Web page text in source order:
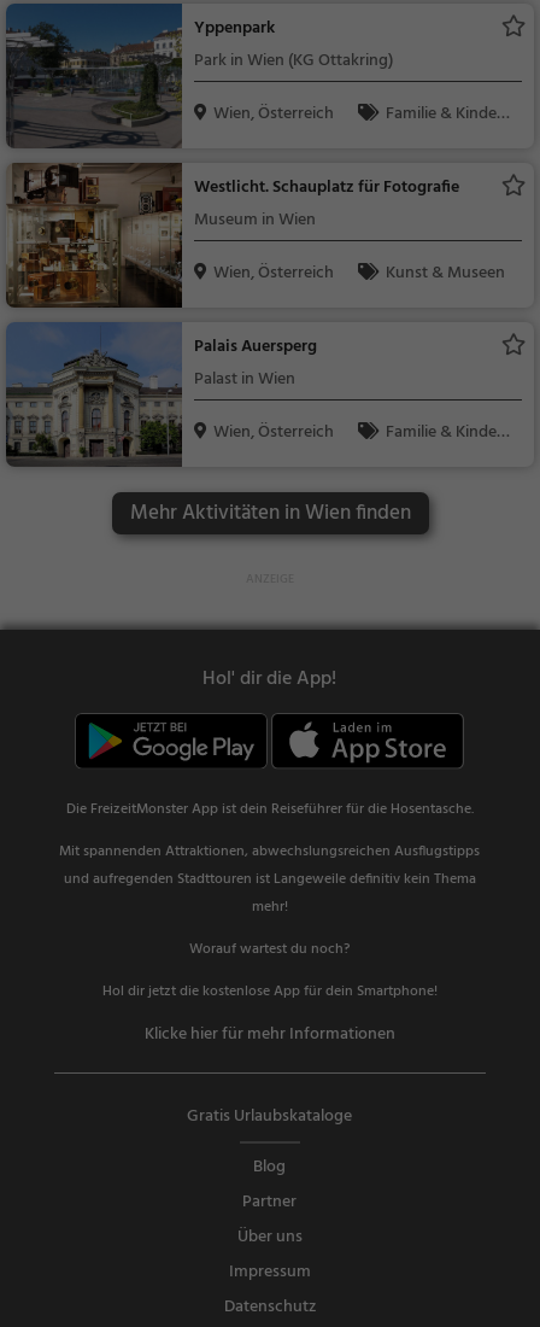
Yppenpark
Park in Wien (KG Ottakring)
Wien, Österreich
Familie & Kinder,
Westlicht. Schauplatz für Fotografie
Museum in Wien
Wien, Österreich
Kunst & Museen
Palais Auersperg
Palast in Wien
Wien, Österreich
Familie & Kinder,
Mehr Aktivitäten in Wien finden
Hol' dir die App!
Die FreizeitMonster App ist dein Reiseführer für die Hosentasche.
Mit spannenden Attraktionen, abwechslungsreichen Ausflugstipps
und aufregenden Stadttouren ist Langeweile definitiv kein Thema
mehr!
Worauf wartest du noch?
Hol dir jetzt die kostenlose App für dein Smartphone!
Klicke hier für mehr Informationen
Gratis Urlaubskataloge
Blog
Partner
Über uns
Impressum
Datenschutz